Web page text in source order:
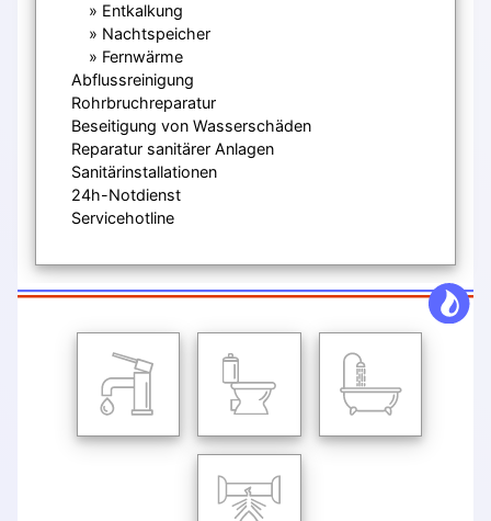
Entkalkung
Nachtspeicher
Fernwärme
Abflussreinigung
Rohrbruchreparatur
Beseitigung von Wasserschäden
Reparatur sanitärer Anlagen
Sanitärinstallationen
24h-Notdienst
Servicehotline